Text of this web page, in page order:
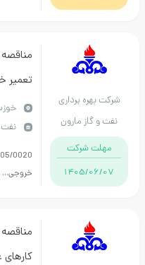
بهره برداری
و گاز مارون
مهلت شرکت
1405/06/07
برداری مارون5
خوزستان /
نفت ،گاز
خروجی...
کارهای